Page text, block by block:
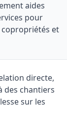
aides
pour
et
directe,
des chantiers
sur les